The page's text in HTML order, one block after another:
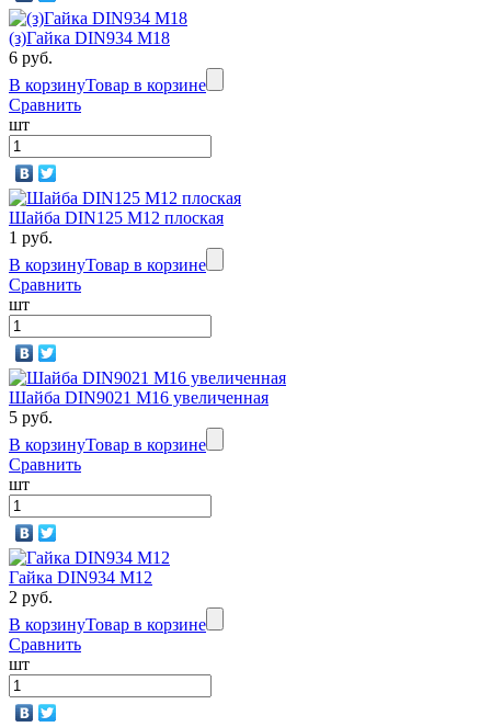
(з)Гайка DIN934 M18
6 руб.
В корзинуТовар в корзине
Сравнить
шт
Шайба DIN125 М12 плоская
1 руб.
В корзинуТовар в корзине
Сравнить
шт
Шайба DIN9021 М16 увеличенная
5 руб.
В корзинуТовар в корзине
Сравнить
шт
Гайка DIN934 M12
2 руб.
В корзинуТовар в корзине
Сравнить
шт